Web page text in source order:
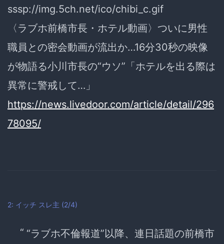
sssp://img.5ch.net/ico/chibi_c.gif
〈ラブホ前橋市長・ホテル動画〉ついに男性
職員との密会動画が流出か…16分30秒の映像
が物語る小川市長の“ウソ”「ホテルを出る際は
異常に警戒して…」
https://news.livedoor.com/article/detail/296
78095/
2: イッチ スレ主 (2/4)
“ラブホ不倫報道”以降、連日話題の前橋市